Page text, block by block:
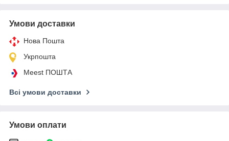
Умови доставки
Нова Пошта
Укрпошта
Meest ПОШТА
Всі умови доставки
Умови оплати